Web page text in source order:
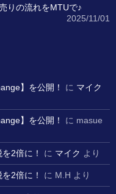
りの流れをMTUで♪
2025/11/01
】を公開！ に マイク
】を公開！ に masue
2倍に！ に マイク より
2倍に！ に M.H より